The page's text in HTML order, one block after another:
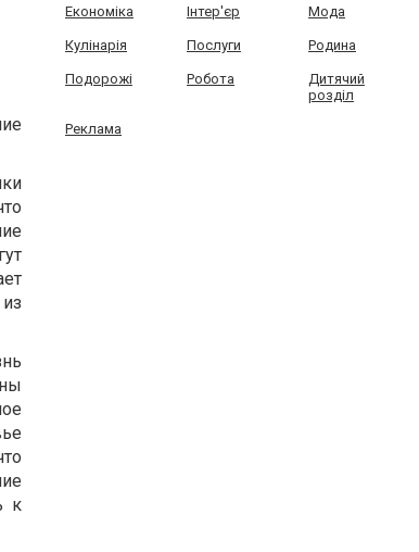
к
Економіка Інтер'єр Мода
Кулінарія Послуги Родина
Подорожі Робота
Дитячий
розділ
Реклама